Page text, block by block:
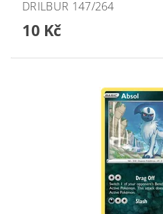
DRILBUR 147/264
10 Kč